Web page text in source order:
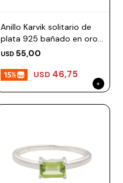
Anillo Karvik solitario de
plata 925 bañado en oro
18K
USD 55,00
USD 46,75